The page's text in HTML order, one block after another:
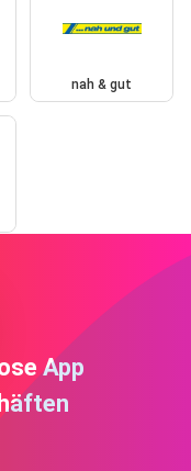
nah & gut
App